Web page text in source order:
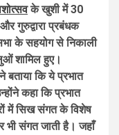
के खुशी में 30
गुरुद्वारा प्रबंधक
के सहयोग से निकाली
शामिल हुए।
बताया कि ये प्रभात
कहा कि प्रभात
में सिख संगत के विशेष
संगत जाती है। जहाँ